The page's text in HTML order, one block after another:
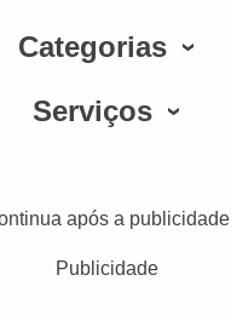
Categorias
Serviços
após a publicidade
Publicidade